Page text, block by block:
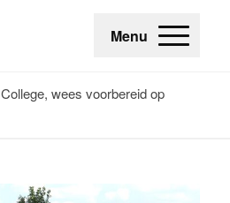
Menu
College, wees voorbereid op